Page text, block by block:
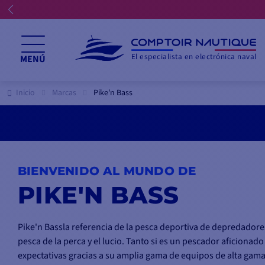
MENÚ El especialista en electrónica naval
Inicio Marcas Pike'n Bass
BIENVENIDO AL MUNDO DE
PIKE'N BASS
Pike'n Bassla referencia de la pesca deportiva de
pesca de la perca y el lucio. Tanto si es un pescador
expectativas gracias a su amplia gama de equipos de alta